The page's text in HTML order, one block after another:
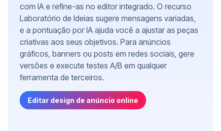
com IA e refine-as no editor integrado. O recurso
Laboratório de Ideias sugere mensagens variadas,
e a pontuação por IA ajuda você a ajustar as peças
criativas aos seus objetivos. Para anúncios
gráficos, banners ou posts em redes sociais, gere
versões e execute testes A/B em qualquer
ferramenta de terceiros.
Editar design de anúncio online